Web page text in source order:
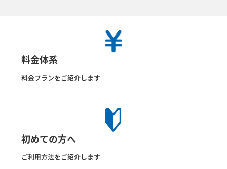
料金体系
料金プランをご紹介します
初めての方へ
ご利用方法をご紹介します